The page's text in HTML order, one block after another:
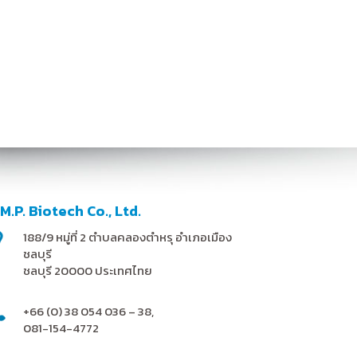
Biotech Co., Ltd.
188/9 หมู่ที่ 2 ตำบลคลองตำหรุ อำเภอเมือง
ชลบุรี
ชลบุรี 20000 ประเทศไทย
+66 (0) 38 054 036 – 38,
081-154-4772